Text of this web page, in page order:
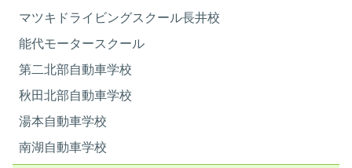
マツキドライビングスクール長井校
能代モータースクール
第二北部自動車学校
秋田北部自動車学校
湯本自動車学校
南湖自動車学校